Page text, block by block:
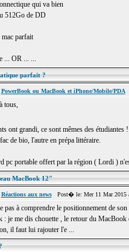
qui va bien
512Go de DD
mac parfait
... OR ... ...
parfait ?
PowerBook ou MacBook et iPhone/Mobile/PDA
tous,
ont grandi, ce sont mêmes des étudiantes
de bio, l'autre en prépa littéraire.
pc portable offert par la région ( Lordi )
MacBook 12"
Réactions aux newsPost� le: Mer 11 Mar 2015
pas à comprendre le positionnement de
: je me dis chouette , le retour du MacBook
il faut lui rajouter l'e ...